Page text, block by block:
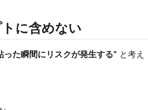
に含めない
った瞬間にリスクが発生する” と考え